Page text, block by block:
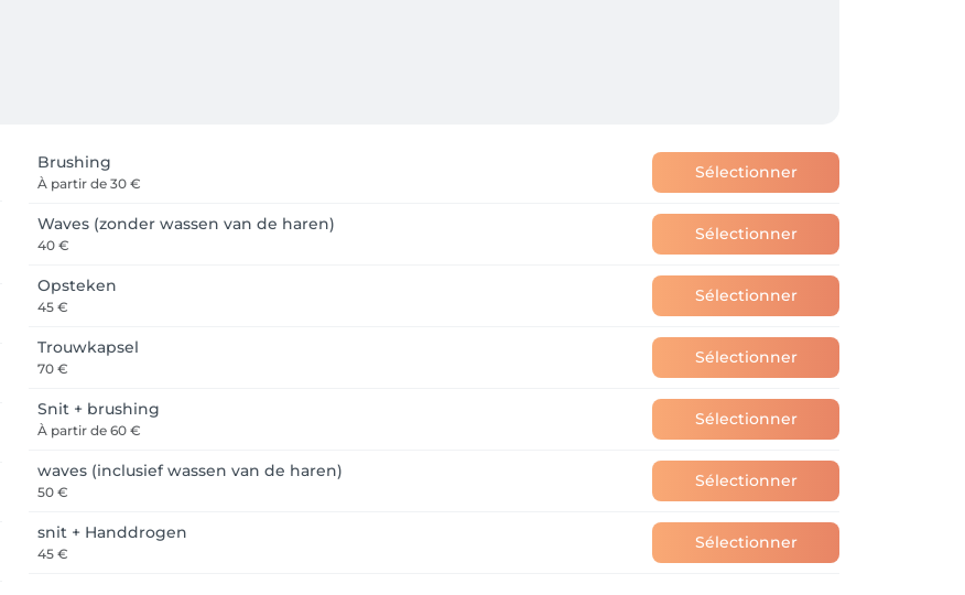
Brushing
À partir de 30 €
Sélectionner
Waves (zonder wassen van de haren)
40 €
Sélectionner
Opsteken
45 €
Sélectionner
Trouwkapsel
70 €
Sélectionner
Snit + brushing
À partir de 60 €
Sélectionner
waves (inclusief wassen van de haren)
50 €
Sélectionner
snit + Handdrogen
45 €
Sélectionner